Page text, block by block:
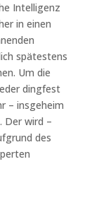
Intelligenz
in einen
spätestens
Um die
dingfest
– insgeheim
Der wird –
des